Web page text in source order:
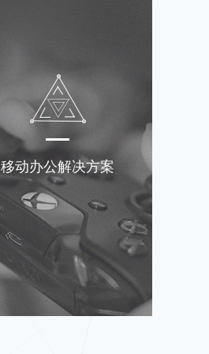
移动办公解决方案